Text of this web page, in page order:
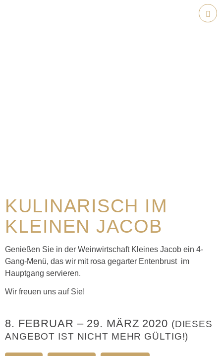
KULINARISCH IM
KLEINEN JACOB
Genießen Sie in der Weinwirtschaft Kleines Jacob ein 4-
Gang-Menü, das wir mit rosa gegarter Entenbrust im
Hauptgang servieren.
Wir freuen uns auf Sie!
8. FEBRUAR – 29. MÄRZ 2020 (DIESES
ANGEBOT IST NICHT MEHR GÜLTIG!)